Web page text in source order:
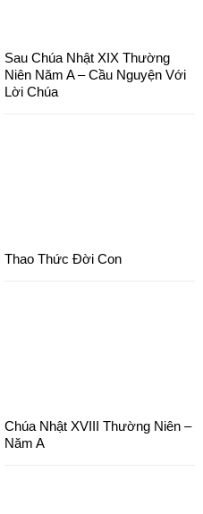
Sau Chúa Nhật XIX Thường
Niên Năm A – Cầu Nguyện Với
Lời Chúa
Thao Thức Đời Con
Chúa Nhật XVIII Thường Niên –
Năm A